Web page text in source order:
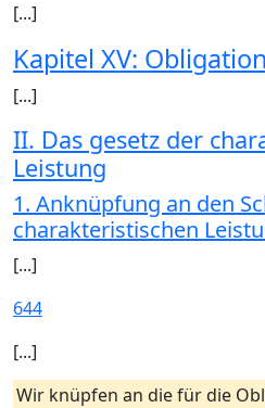
[...]
Kapitel XV:
[...]
II. Das gesetz der
Leistung
1. Anknüpfung an den
charakteristischen
[...]
644
[...]
Wir knüpfen an die für die